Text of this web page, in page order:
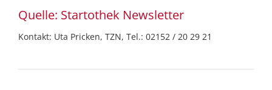
Quelle: Startothek Newsletter
Kontakt: Uta Pricken, TZN, Tel.: 02152 / 20 29 21